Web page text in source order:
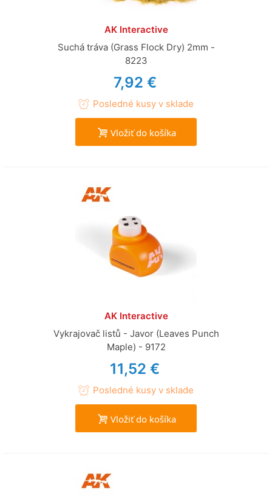
AK Interactive
Suchá tráva (Grass Flock Dry) 2mm -
8223
7,92 €
Posledné kusy v sklade
Vložiť do košíka
AK Interactive
Vykrajovač listů - Javor (Leaves Punch
Maple) - 9172
11,52 €
Posledné kusy v sklade
Vložiť do košíka